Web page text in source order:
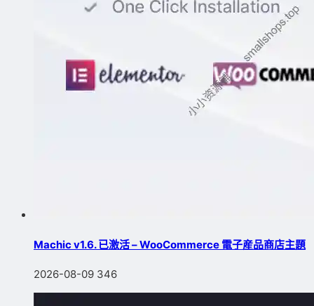
Machic v1.6. 已激活 – WooCommerce 電子産品商店主題
2026-08-09 346